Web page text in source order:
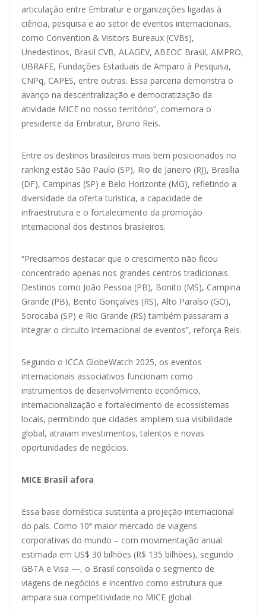
articulação entre Embratur e organizações ligadas à
ciência, pesquisa e ao setor de eventos internacionais,
como Convention & Visitors Bureaux (CVBs),
Unedestinos, Brasil CVB, ALAGEV, ABEOC Brasil, AMPRO,
UBRAFE, Fundações Estaduais de Amparo à Pesquisa,
CNPq, CAPES, entre outras. Essa parceria demonstra o
avanço na descentralização e democratização da
atividade MICE no nosso território”, comemora o
presidente da Embratur, Bruno Reis.
Entre os destinos brasileiros mais bem posicionados no
ranking estão São Paulo (SP), Rio de Janeiro (RJ), Brasília
(DF), Campinas (SP) e Belo Horizonte (MG), refletindo a
diversidade da oferta turística, a capacidade de
infraestrutura e o fortalecimento da promoção
internacional dos destinos brasileiros.
“Precisamos destacar que o crescimento não ficou
concentrado apenas nos grandes centros tradicionais.
Destinos como João Pessoa (PB), Bonito (MS), Campina
Grande (PB), Bento Gonçalves (RS), Alto Paraíso (GO),
Sorocaba (SP) e Rio Grande (RS) também passaram a
integrar o circuito internacional de eventos”, reforça Reis.
Segundo o ICCA GlobeWatch 2025, os eventos
internacionais associativos funcionam como
instrumentos de desenvolvimento econômico,
internacionalização e fortalecimento de ecossistemas
locais, permitindo que cidades ampliem sua visibilidade
global, atraiam investimentos, talentos e novas
oportunidades de negócios.
MICE Brasil afora
Essa base doméstica sustenta a projeção internacional
do país. Como 10º maior mercado de viagens
corporativas do mundo – com movimentação anual
estimada em US$ 30 bilhões (R$ 135 bilhões), segundo
GBTA e Visa —, o Brasil consolida o segmento de
viagens de negócios e incentivo como estrutura que
ampara sua competitividade no MICE global.